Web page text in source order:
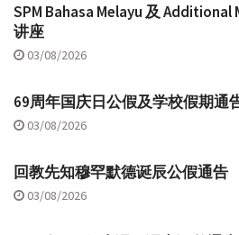
SPM Bahasa Melayu 及
讲座
03/08/2026
69周年国庆日公假及学校假期通
03/08/2026
回教先知穆罕默德诞辰公假通告
03/08/2026